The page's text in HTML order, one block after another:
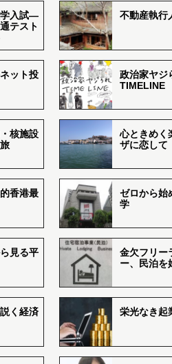
学入試―
テスト
不動産執行
ット投
政治家ヤジ
TIMELINE
核施設
心ときめく
ザに恋して
香港最
ゼロから始
学
ら見る平
金欠フリー
ー、民泊を
く経済
栄光なき起